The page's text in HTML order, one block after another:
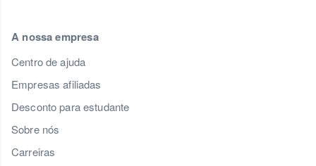
A nossa empresa
Centro de ajuda
Empresas afiliadas
Desconto para estudante
Sobre nós
Carreiras